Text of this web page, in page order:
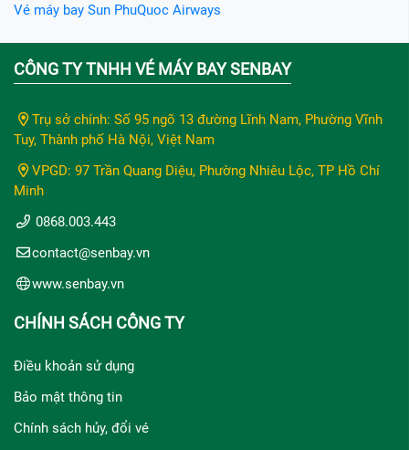
Vé máy bay Sun PhuQuoc Airways
CÔNG TY TNHH VÉ MÁY BAY SENBAY
Trụ sở chính: Số 95 ngõ 13 đường Lĩnh Nam, Phường Vĩnh
Tuy, Thành phố Hà Nội, Việt Nam
VPGD: 97 Trần Quang Diệu, Phường Nhiêu Lộc, TP Hồ Chí
Minh
0868.003.443
contact@senbay.vn
www.senbay.vn
CHÍNH SÁCH CÔNG TY
Điều khoản sử dụng
Bảo mật thông tin
Chính sách hủy, đổi vé